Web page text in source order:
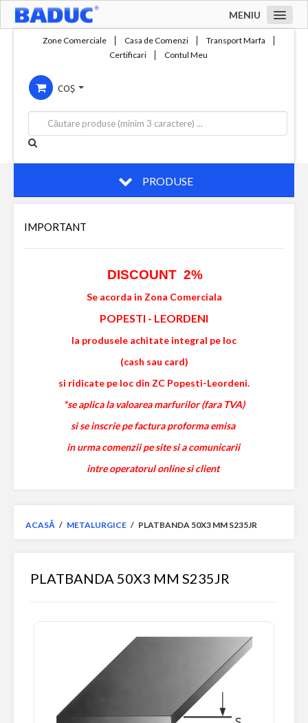
MENIU
Compania
Servicii
Productie
Contact
Zone Comerciale Casa de Comenzi
Transport Marfa
Certificari
Contul Meu
COȘ
PRODUSE
IMPORTANT
DISCOUNT 2%
Se acorda in Zona Comerciala
POPESTI - LEORDENI
la produsele achitate integral pe loc
(cash sau card)
si ridicate pe loc din ZC Popesti-Leordeni.
*se aplica la valoarea marfurilor (fara TVA)
si se inscrie pe factura proforma emisa
in urma comenzii pe site si a comunicarii
intre operatorul online si client
ACASĂ / METALURGICE / PLATBANDA 50X3 MM S235JR
PLATBANDA 50X3 MM S235JR